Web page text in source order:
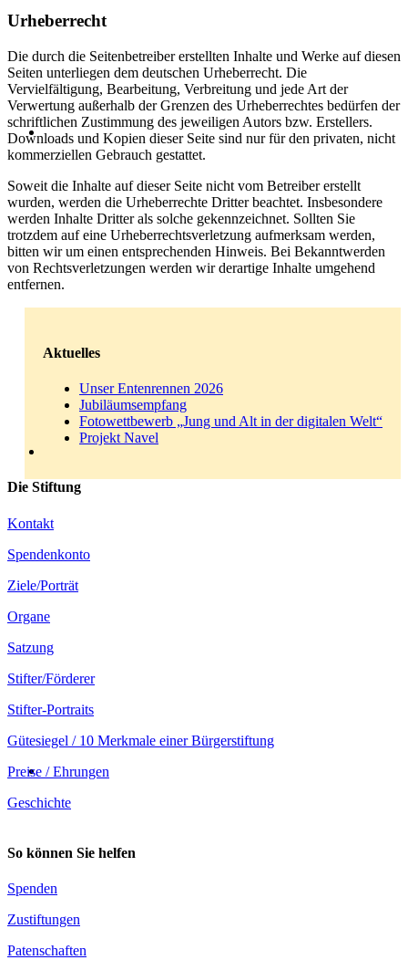
Urheberrecht
Die durch die Seitenbetreiber erstellten Inhalte und Werke auf diesen
Seiten unterliegen dem deutschen Urheberrecht. Die
Vervielfältigung, Bearbeitung, Verbreitung und jede Art der
Verwertung außerhalb der Grenzen des Urheberrechtes bedürfen der
schriftlichen Zustimmung des jeweiligen Autors bzw. Erstellers.
Downloads und Kopien dieser Seite sind nur für den privaten, nicht
kommerziellen Gebrauch gestattet.
Soweit die Inhalte auf dieser Seite nicht vom Betreiber erstellt
wurden, werden die Urheberrechte Dritter beachtet. Insbesondere
werden Inhalte Dritter als solche gekennzeichnet. Sollten Sie
trotzdem auf eine Urheberrechtsverletzung aufmerksam werden,
bitten wir um einen entsprechenden Hinweis. Bei Bekanntwerden
von Rechtsverletzungen werden wir derartige Inhalte umgehend
entfernen.
Aktuelles
Unser Entenrennen 2026
Jubiläumsempfang
Fotowettbewerb „Jung und Alt in der digitalen Welt“
Projekt Navel
Die Stiftung
Kontakt
Spendenkonto
Ziele/Porträt
Organe
Satzung
Stifter/Förderer
Stifter-Portraits
Gütesiegel / 10 Merkmale einer Bürgerstiftung
Preise / Ehrungen
Geschichte
So können Sie helfen
Spenden
Zustiftungen
Patenschaften